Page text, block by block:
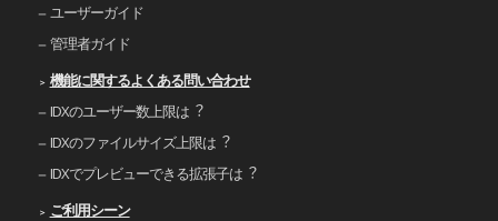
ユーザーガイド
管理者ガイド
機能に関するよくある問い合わせ
IDXのユーザー数上限は︖
IDXのファイルサイズ上限は︖
IDXでプレビューできる拡張⼦は︖
ご利⽤シーン